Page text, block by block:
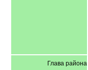
Глава района